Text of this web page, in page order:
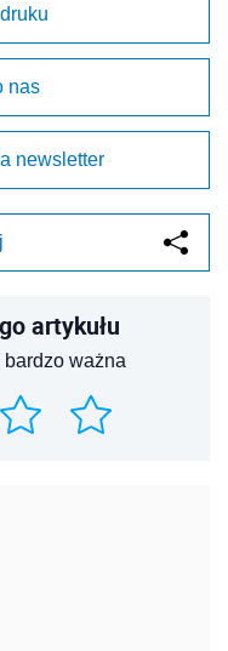
nas
newsletter
artykułu
ważna